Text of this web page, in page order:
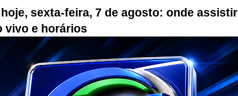
sexta-feira, 7 de agosto: onde assistir
vivo e horários